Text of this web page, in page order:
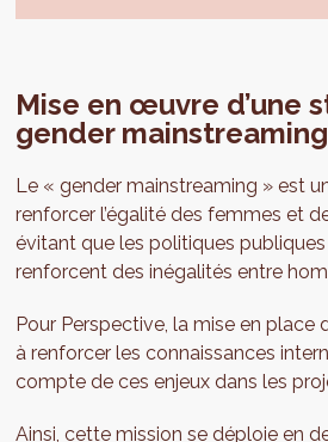
Mise en œuvre d’une
gender mainstreaming
Le « gender mainstreaming » est
renforcer l’égalité des femmes et
évitant que les politiques
renforcent des inégalités entre
Pour Perspective, la mise en place
à renforcer les connaissances
compte de ces enjeux dans les
Ainsi, cette mission se déploie en